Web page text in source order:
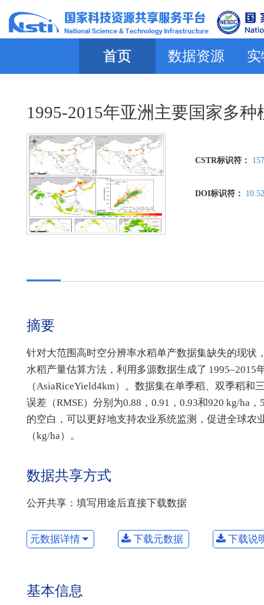
首页 数据资源
1995-2015年亚洲主要国家多
CSTR标识符：
DOI标识符：
摘要
针对大范围高时空分辨率水稻单产数据集缺失的现
水稻产量估算方法，利用多源数据生成了
（AsiaRiceYield4km）。数据集在单季稻、双季稻
误差（RMSE）分别为0.88，0.91，0.93和920 kg/ha
的空白，可以更好地支持农业系统监测，促进全球农
（kg/ha）。
数据共享方式
公开共享：填写用途后直接下载数据
元数据详情 下载元数据 下载说
基本信息